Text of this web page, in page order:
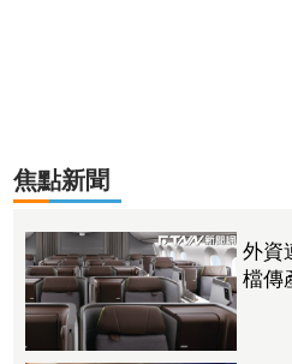
焦點新聞
外資
檔傳